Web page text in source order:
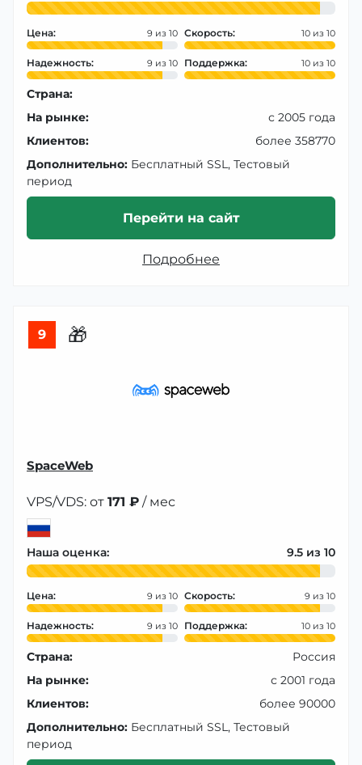
Цена: 9 Скорость: 10
Надежность: 9 Поддержка: 10
Страна:
На рынке:
с 2005 года
Клиентов:
более 358770
Дополнительно: Бесплатный SSL, Тестовый
период
Перейти на сайт
Подробнее
9 🎁
SpaceWeb
VPS/VDS: от 171 ₽ / мес
Наша оценка: 9.5
Цена: 9 Скорость: 9
Надежность: 9 Поддержка: 10
Страна:
Россия
На рынке:
с 2001 года
Клиентов:
более 90000
Дополнительно: Бесплатный SSL, Тестовый
период